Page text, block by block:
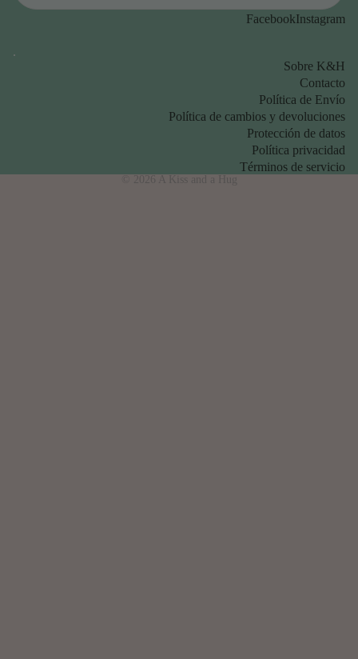
FacebookInstagram
.
Sobre K&H
Contacto
Política de Envío
Política de cambios y devoluciones
Protección de datos
Política privacidad
Términos de servicio
© 2026 A Kiss and a Hug